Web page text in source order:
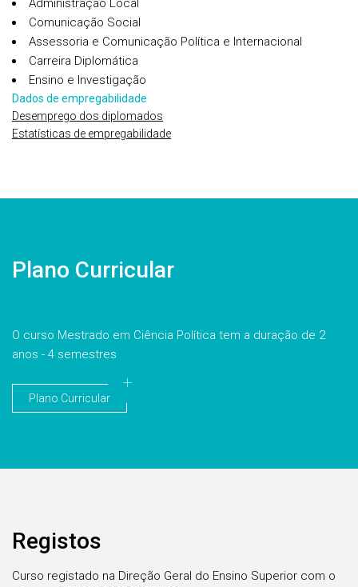
Administração Local
Comunicação Social
Assessoria e Comunicação Política e Internacional
Carreira Diplomática
Ensino e Investigação
Dados de empregabilidade
Desemprego dos diplomados
Estatísticas de empregabilidade
Plano Curricular
O curso Mestrado em Ciência Política tem a duração de 2
anos - 4 semestres
Plano Curricular
Registos
Curso registado na Direção Geral do Ensino Superior com o